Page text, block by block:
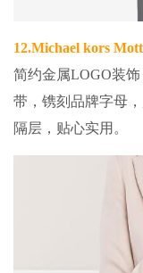
12.Michael kors
简约金属LOGO装
带，镌刻品牌字母
隔层，贴心实用。